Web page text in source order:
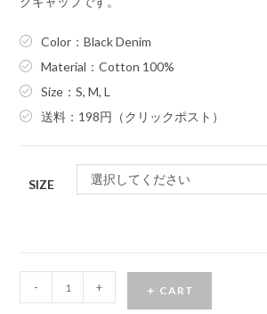
Color：Black Denim
Material：Cotton 100%
Size：S, M, L
送料：198円（クリックポスト）
SIZE 選択してください
- + ＋ CART